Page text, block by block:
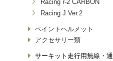
Racing r-2 CARBON
Racing J Ver.2
ペイントヘルメット
アクセサリー類
サーキット走行用無線・